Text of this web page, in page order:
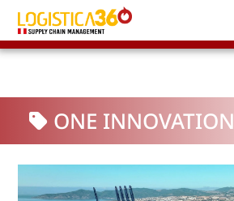
ONE INNOVATION